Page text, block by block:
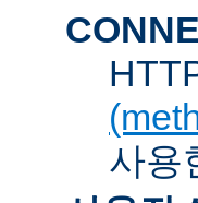
사용